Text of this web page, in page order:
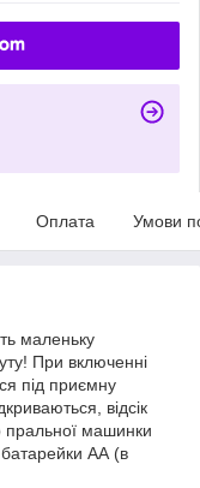
Оплата Умови
маленьку
При включенні
під приємну
відсік
пральної машинки
АА (в